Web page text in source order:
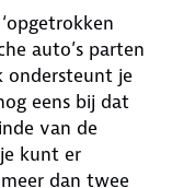
auto’s parten
ondersteunt je
eens bij dat
van de
kunt er
dan twee